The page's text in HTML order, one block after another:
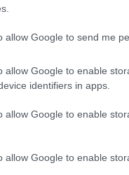
allow Google to send me
allow Google to enable
identifiers in apps.
allow Google to enable
allow Google to enable
relevantes: